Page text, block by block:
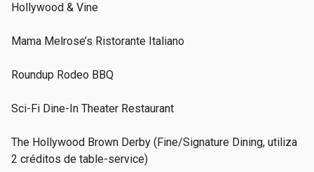
Hollywood & Vine
Mama Melrose’s Ristorante Italiano
Roundup Rodeo BBQ
Sci-Fi Dine-In Theater Restaurant
The Hollywood Brown Derby (Fine/Signature Dining, utiliza
2 créditos de table-service)